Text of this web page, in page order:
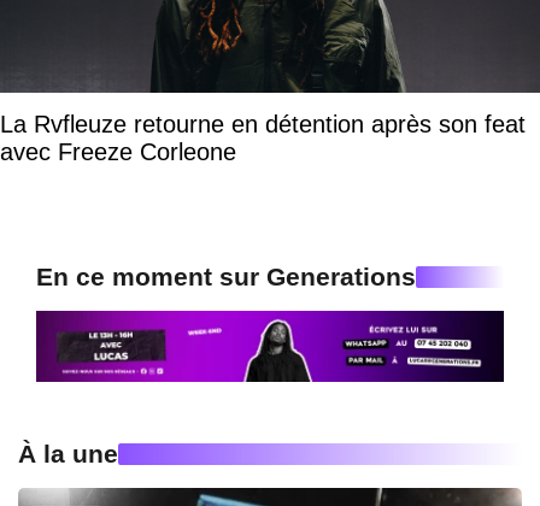
La Rvfleuze retourne en détention après son feat
avec Freeze Corleone
En ce moment sur Generations
À la une